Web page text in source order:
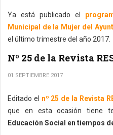
Ya está publicado el
Municipal de la Mujer del
el último trimestre del año 2017.
Nº 25 de la Revista
01 SEPTIEMBRE 2017
Editado el nº 25 de la Revista
que en esta ocasión tiene
Educación Social en tiempos